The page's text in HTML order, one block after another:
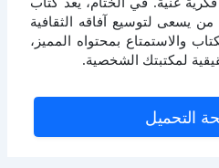
يسعى لتوسيع آفاقه الثقافية
والاستمتاع بمحتواه المميز،
لمكتبتك الشخصية.
التحميل